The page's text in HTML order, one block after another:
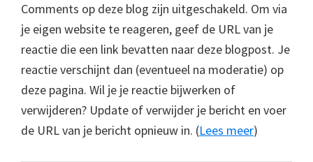
Comments op deze blog zijn uitgeschakeld. Om via
je eigen website te reageren, geef de URL van je
reactie die een link bevatten naar deze blogpost. Je
reactie verschijnt dan (eventueel na moderatie) op
deze pagina. Wil je je reactie bijwerken of
verwijderen? Update of verwijder je bericht en voer
de URL van je bericht opnieuw in. (Lees meer)